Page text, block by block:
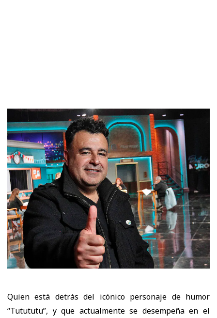
Quien está detrás del icónico personaje de humor
“Tutututu”, y que actualmente se desempeña en el